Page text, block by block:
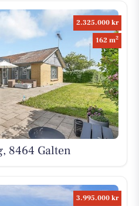
2.325.000 kr
162 m2
8464 Galten
3.995.000 kr